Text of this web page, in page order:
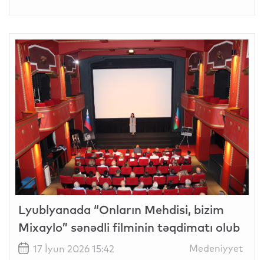
Lyublyanada “Onların Mehdisi, bizim
Mixaylo” sənədli filminin təqdimatı olub
17 İyun 2026 15:42 Medeniyyet